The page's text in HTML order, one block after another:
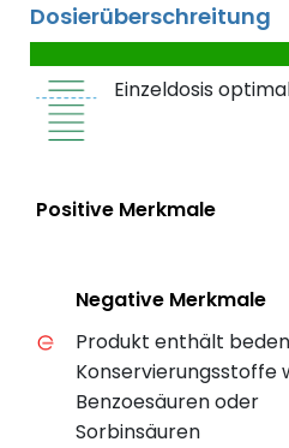
Dosierüberschreitung
Einzeldosis
Status
Positive Merkmale
Negative Merkmale des
StatusNegative Merkmale
Produkt enthält
Konservierungsstoffe
Benzoesäuren oder
Sorbinsäuren